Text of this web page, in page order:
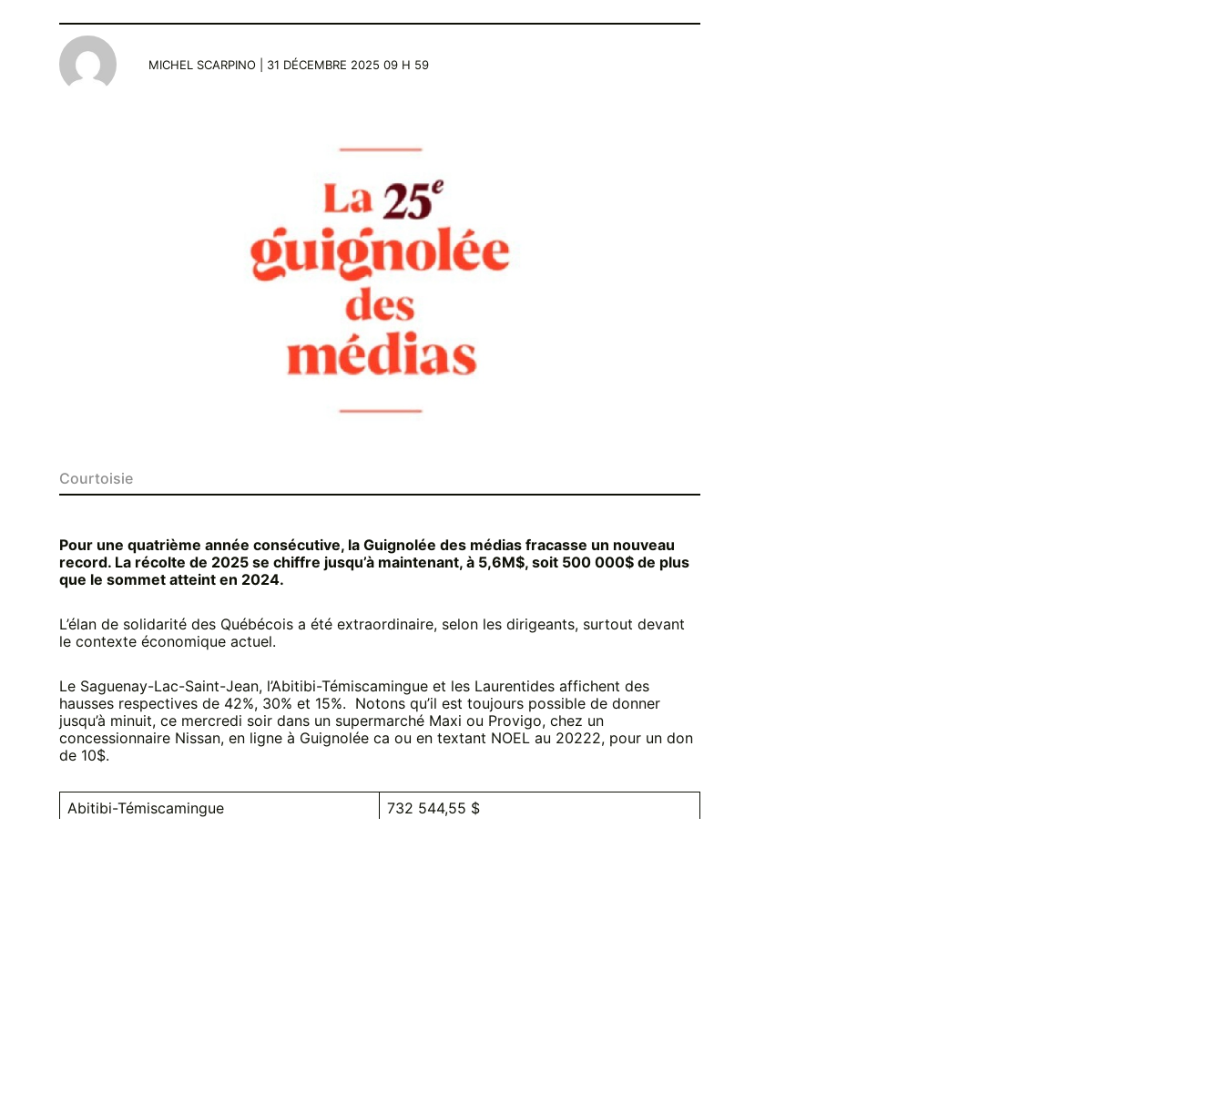
MICHEL SCARPINO | 31 DÉCEMBRE 2025 09 H 59
Courtoisie
Pour une quatrième année consécutive, la Guignolée des médias fracasse un nouveau
record. La récolte de 2025 se chiffre jusqu’à maintenant, à 5,6M$, soit 500 000$ de plus
que le sommet atteint en 2024.
L’élan de solidarité des Québécois a été extraordinaire, selon les dirigeants, surtout devant
le contexte économique actuel.
Le Saguenay-Lac-Saint-Jean, l’Abitibi-Témiscamingue et les Laurentides affichent des
hausses respectives de 42%, 30% et 15%. Notons qu’il est toujours possible de donner
jusqu’à minuit, ce mercredi soir dans un supermarché Maxi ou Provigo, chez un
concessionnaire Nissan, en ligne à Guignolée ca ou en textant NOEL au 20222, pour un don
de 10$.
Abitibi-Témiscamingue
732 544,55 $